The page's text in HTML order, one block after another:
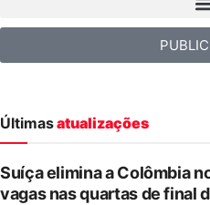
Últimasatualizações
Suíça elimina a Colômbia
vagas nas quartas de final